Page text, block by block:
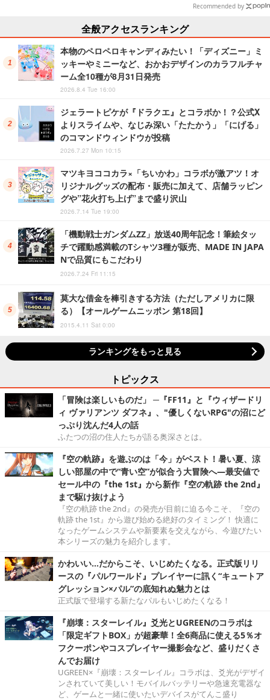
Recommended by
全般アクセスランキング
本物のペロペロキャンディみたい！「ディズニー」ミ
ッキーやミニーなど、おかおデザインのカラフルチャ
ーム全10種が8月31日発売
2026.8.4 Tue 16:00
ジェラートピケが『ドラクエ』とコラボか！？公式X
よりスライムや、なじみ深い「たたかう」「にげる」
のコマンドウィンドウが投稿
2026.7.27 Mon 10:15
マツキヨココカラ×「ちいかわ」コラボが激アツ！オ
リジナルグッズの配布・販売に加えて、店舗ラッピン
グや”花火打ち上げ”まで盛り沢山
2026.7.14 Tue 19:00
「機動戦士ガンダムZZ」放送40周年記念！筆絵タッ
チで躍動感満載のTシャツ3種が販売、MADE IN JAPA
Nで品質にもこだわり
2026.7.24 Fri 11:15
莫大な借金を棒引きする方法（ただしアメリカに限
る）【オールゲームニッポン 第18回】
2015.4.11 Sat 0:00
ランキングをもっと見る
トピックス
「冒険は楽しいものだ」 ─『FF11』と『ウィザードリ
ィ ヴァリアンツ ダフネ』、"優しくないRPG"の沼にど
っぷり沈んだ4人の話
ふたつの沼の住人たちが語る奥深さとは。
『空の軌跡』を遊ぶのは「今」がベスト！暑い夏、涼
しい部屋の中で“青い空”が似合う大冒険へ―最安値で
セール中の『the 1st』から新作『空の軌跡 the 2nd』
まで駆け抜けよう
『空の軌跡 the 2nd』の発売が目前に迫る今こそ、『空の
軌跡 the 1st』から遊び始める絶好のタイミング！ 快適に
なったゲームシステムや新要素を交えながら、今遊びたい
本シリーズの魅力を紹介します。
かわいい…だからこそ、いじめたくなる。正式版リリ
ースの『パルワールド』プレイヤーに訊く“キュートア
グレッション×パル”の底知れぬ魅力とは
正式版で登場する新たなパルもいじめたくなる！
『崩壊：スターレイル』爻光とUGREENのコラボは
「限定ギフトBOX」が超豪華！全6商品に使える5％オ
フクーポンやコスプレイヤー撮影会など、盛りだくさ
んでお届け
UGREEN×『崩壊：スターレイル』コラボは、爻光がデザイ
ンされていて美しい！モバイルバッテリーや急速充電器な
ど、ゲームと一緒に使いたいデバイスがてんこ盛り